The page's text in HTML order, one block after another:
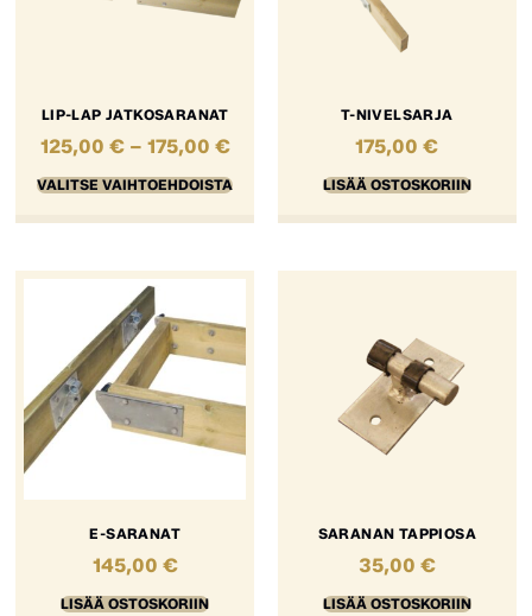
LIP-LAP JATKOSARANAT
125,00 € – 175,00 €
VALITSE VAIHTOEHDOISTA
T-NIVELSARJA
175,00€
LISÄÄ OSTOSKORIIN
E-SARANAT
145,00 €
LISÄÄ OSTOSKORIIN
SARANAN TAPPIOSA
35,00 €
LISÄÄ OSTOSKORIIN